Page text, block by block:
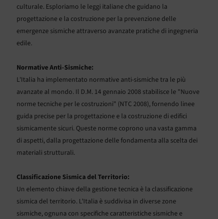
culturale. Esploriamo le leggi italiane che guidano la
progettazione e la costruzione per la prevenzione delle
emergenze sismiche attraverso avanzate pratiche di ingegneria
edile.
Normative Anti-Sismiche:
L'Italia ha implementato normative anti-sismiche tra le più
avanzate al mondo. Il D.M. 14 gennaio 2008 stabilisce le "Nuove
norme tecniche per le costruzioni" (NTC 2008), fornendo linee
guida precise per la progettazione e la costruzione di edifici
sismicamente sicuri. Queste norme coprono una vasta gamma
di aspetti, dalla progettazione delle fondamenta alla scelta dei
materiali strutturali.
Classificazione Sismica del Territorio:
Un elemento chiave della gestione tecnica è la classificazione
sismica del territorio. L'Italia è suddivisa in diverse zone
sismiche, ognuna con specifiche caratteristiche sismiche e